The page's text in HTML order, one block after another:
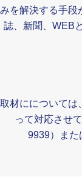
みを解決する手段
誌、新聞、WEB
取材にについては
って対応させ
9939）また